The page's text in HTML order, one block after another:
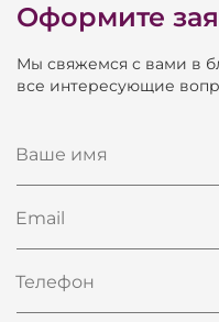
Оформите
Мы свяжемся с вами в
все интересующие
Ваше имя
Email
Телефон